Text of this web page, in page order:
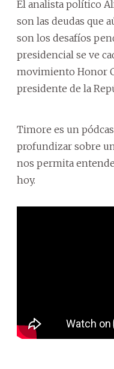
El analista político
son las deudas que
son los desafíos
presidencial se ve
movimiento Honor
presidente de la
Timore es un
profundizar sobre
nos permita
hoy.